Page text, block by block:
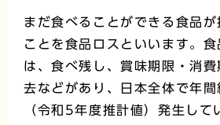
まだ食べることができる食品
ことを食品ロスといいます。
は、食べ残し、賞味期限・消
去などがあり、日本全体で年
（令和5年度推計値）発生して